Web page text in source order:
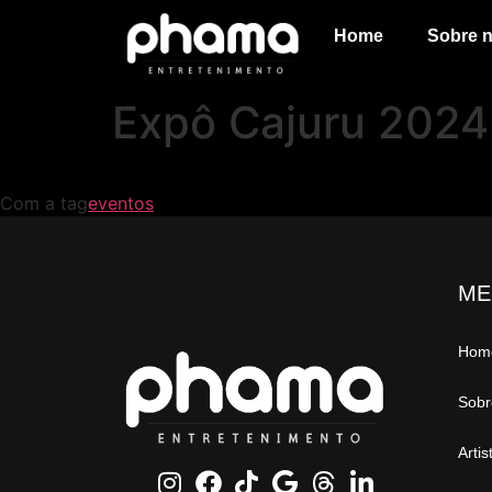
Home Sobre
Expô Cajuru 2024
Com a tageventos